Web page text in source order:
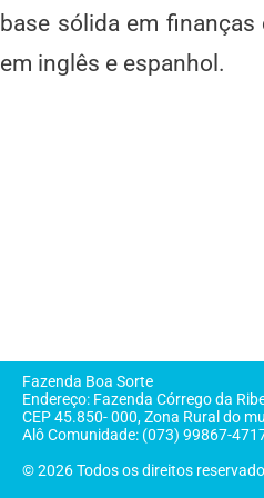
base sólida em
em inglês e espanhol.
Fazenda Boa Sorte
Endereço: Fazenda Córrego da
CEP 45.850- 000, Zona Rural do
Alô Comunidade: (073) 99867-
© 2026 Todos os direitos